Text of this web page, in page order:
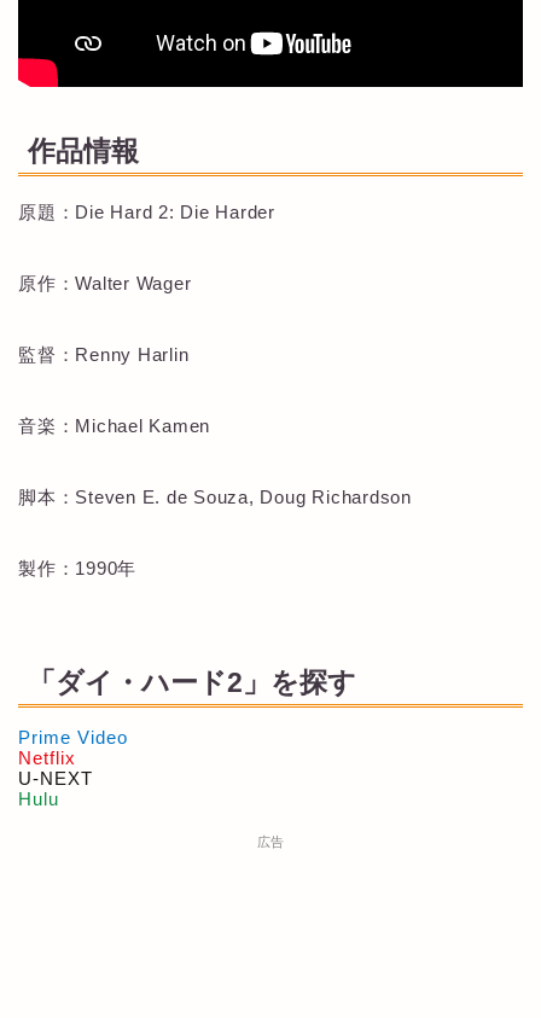
作品情報
原題：Die Hard 2: Die Harder
原作：Walter Wager
監督：Renny Harlin
音楽：Michael Kamen
脚本：Steven E. de Souza, Doug Richardson
製作：1990年
「ダイ・ハード2」を探す
Prime Video
Netflix
U-NEXT
Hulu
広告